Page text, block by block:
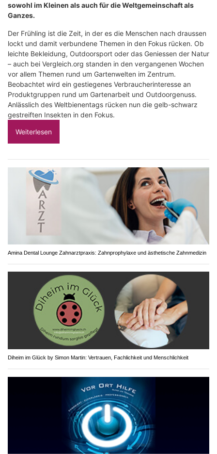
sowohl im Kleinen als auch für die Weltgemeinschaft als
Ganzes.
Der Frühling ist die Zeit, in der es die Menschen nach draussen
lockt und damit verbundene Themen in den Fokus rücken. Ob
leichte Bekleidung, Outdoorsport oder das Geniessen der Natur
– auch bei Vergleich.org standen in den vergangenen Wochen
vor allem Themen rund um Gartenwelten im Zentrum.
Beobachtet wird ein gestiegenes Verbraucherinteresse an
Produktgruppen rund um Gartenarbeit und Outdoorgenuss.
Anlässlich des Weltbienentags rücken nun die gelb-schwarz
gestreiften Insekten in den Fokus.
Weiterlesen
Amina Dental Lounge Zahnarztpraxis: Zahnprophylaxe und ästhetische Zahnmedizin
Diheim im Glück by Simon Martin: Vertrauen, Fachlichkeit und Menschlichkeit